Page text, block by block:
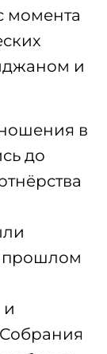
момента
и
в
до
прошлом
и